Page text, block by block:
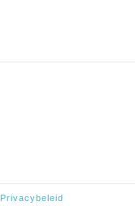
Privacybeleid